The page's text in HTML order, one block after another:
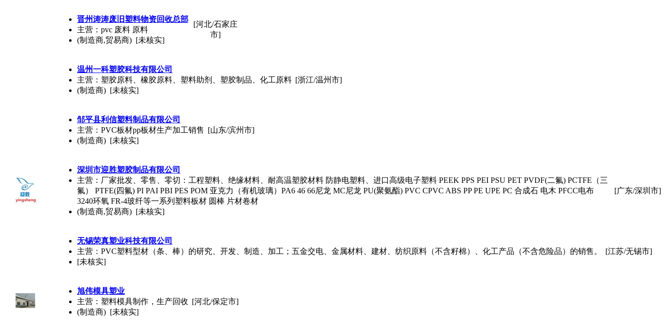
晋州涛涛废旧塑料物资回收总部
主营：pvc 废料 原料
(制造商,贸易商) [未核实]
[河北/石家庄
市]
温州一科塑胶科技有限公司
主营：塑胶原料、橡胶原料、塑料助剂、塑胶制品、化工原料
(制造商) [未核实]
[浙江/温州市]
邹平县利信塑料制品有限公司
主营：PVC板材pp板材生产加工销售
(制造商) [未核实]
[山东/滨州市]
深圳市迎胜塑胶制品有限公司
主营：厂家批发、零售、零切：工程塑料、绝缘材料、耐高温塑胶材料 防静电塑料、进口高级电子塑料 PEEK PPS PEI PSU PET PVDF(二氟) PCTFE（三
氟） PTFE(四氟) PI PAI PBI PES POM 亚克力（有机玻璃）PA6 46 66尼龙 MC尼龙 PU(聚氨酯) PVC CPVC ABS PP PE UPE PC 合成石 电木 PFCC电布
3240环氧 FR-4玻纤等一系列塑料板材 圆棒 片材卷材
(制造商,贸易商) [未核实]
[广东/深圳市]
无锡荣真塑业科技有限公司
主营：PVC塑料型材（条、棒）的研究、开发、制造、加工；五金交电、金属材料、建材、纺织原料（不含籽棉）、化工产品（不含危险品）的销售。
[未核实]
[江苏/无锡市]
旭伟模具塑业
主营：塑料模具制作，生产回收
(制造商) [未核实]
[河北/保定市]